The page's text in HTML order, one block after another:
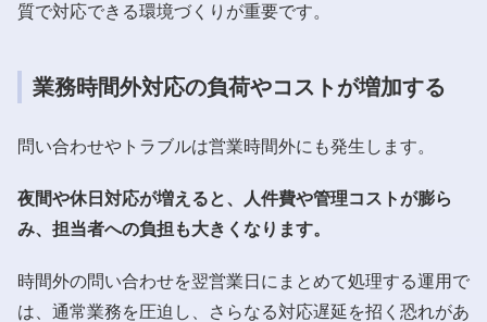
質で対応できる環境づくりが重要です。
業務時間外対応の負荷やコストが増加する
問い合わせやトラブルは営業時間外にも発生します。
夜間や休日対応が増えると、人件費や管理コストが膨ら
み、担当者への負担も大きくなります。
時間外の問い合わせを翌営業日にまとめて処理する運用で
は、通常業務を圧迫し、さらなる対応遅延を招く恐れがあ